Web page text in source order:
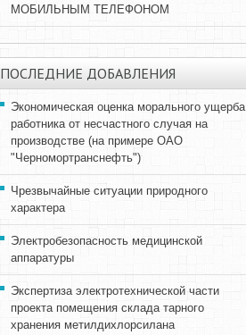
МОБИЛЬНЫМ ТЕЛЕФОНОМ
ПОСЛЕДНИЕ ДОБАВЛЕНИЯ
Экономическая оценка морального ущерба
работника от несчастного случая на
производстве (на примере ОАО
"Черномортранснефть")
Чрезвычайные ситуации природного
характера
Электробезопасность медицинской
аппаратуры
Экспертиза электротехнической части
проекта помещения склада тарного
хранения метилдихлорсилана